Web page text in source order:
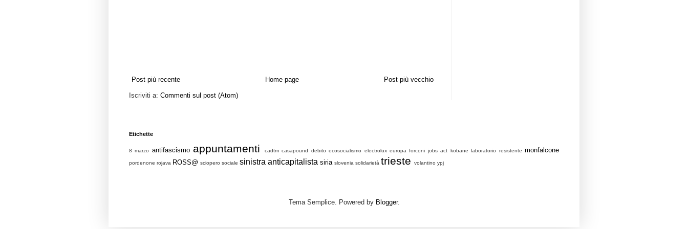
Post più recente Post più vecchio
Home page
Iscriviti a: Commenti sul post (Atom)
Etichette
8 marzo antifascismo appuntamenti cadtm casapound debito ecosocialismo electrolux europa forconi jobs act kobane laboratorio resistente monfalcone
pordenone rojava ROSS@ sciopero sociale sinistra anticapitalista siria slovenia solidarietà trieste volantino ypj
Tema Semplice. Powered by Blogger.